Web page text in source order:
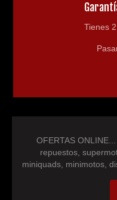
Tienes
OFERTAS
repuestos,
miniquads, minimotos,
motocross,